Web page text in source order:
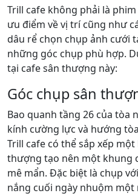
Trill cafe không phải là
ưu điểm về vị trí cũng như
dâu rể chọn chụp ảnh cưới
những góc chụp phù hợp.
tại cafe sân thượng này:
Góc chụp sân
Bao quanh tầng 26 của tòa
kính cường lực và hướng
Trill cafe có thể sắp xếp
thượng tạo nên một khung
mê mẩn. Đặc biệt là chụp
nắng cuối ngày nhuộm một